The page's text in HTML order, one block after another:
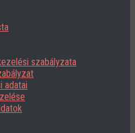
szabályzata
adatai